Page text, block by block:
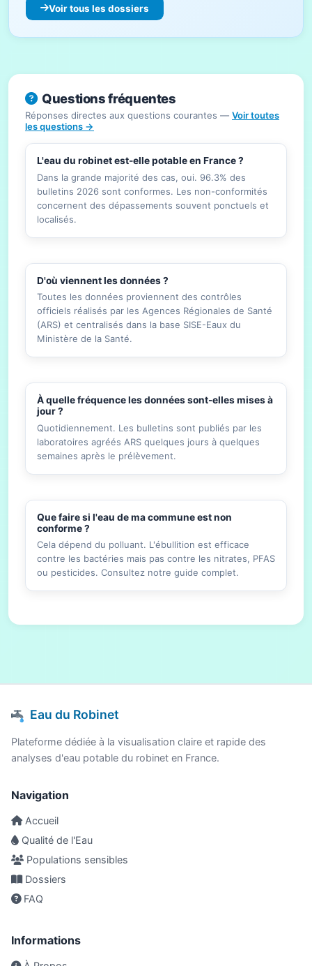
Voir tous les dossiers
Questions fréquentes
Réponses directes aux questions courantes — Voir toutes
les questions →
L'eau du robinet est-elle potable en France ?
Dans la grande majorité des cas, oui. 96.3% des
bulletins 2026 sont conformes. Les non-conformités
concernent des dépassements souvent ponctuels et
localisés.
D'où viennent les données ?
Toutes les données proviennent des contrôles
officiels réalisés par les Agences Régionales de Santé
(ARS) et centralisés dans la base SISE-Eaux du
Ministère de la Santé.
À quelle fréquence les données sont-elles mises à
jour ?
Quotidiennement. Les bulletins sont publiés par les
laboratoires agréés ARS quelques jours à quelques
semaines après le prélèvement.
Que faire si l'eau de ma commune est non
conforme ?
Cela dépend du polluant. L'ébullition est efficace
contre les bactéries mais pas contre les nitrates, PFAS
ou pesticides. Consultez notre guide complet.
Eau du Robinet
Plateforme dédiée à la visualisation claire et rapide des
analyses d'eau potable du robinet en France.
Navigation
Accueil
Qualité de l'Eau
Populations sensibles
Dossiers
FAQ
Informations